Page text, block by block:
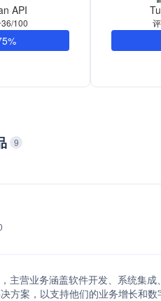
API
100
9
主营业务涵盖软件开发、系统集
方案，以支持他们的业务增长和数